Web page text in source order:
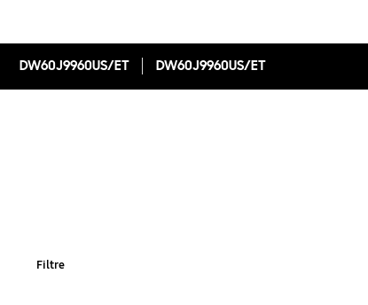
DW60J9960US/ET DW60J9960US/ET
Filtre